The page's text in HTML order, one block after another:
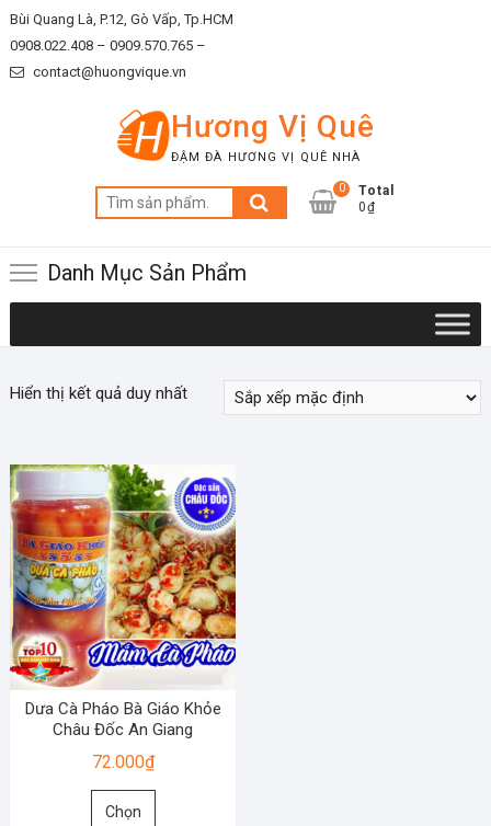
Skip
to
content
Bùi Quang Là, P.12, Gò Vấp, Tp.HCM
0908.022.408 – 0909.570.765 –
contact@huongvique.vn
Hương Vị Quê
ĐẬM ĐÀ HƯƠNG VỊ QUÊ NHÀ
Tìm
kiếm:
0
Total
0₫
Danh Mục Sản Phẩm
Hiển thị kết quả duy nhất
Dưa Cà Pháo Bà Giáo Khỏe
Châu Đốc An Giang
72.000₫
Chọn
Sản